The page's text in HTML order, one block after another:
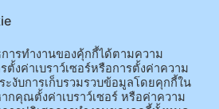
ารทำงานของคุ้กกี้ได้ตามความ
งค่าเบราว์เซอร์หรือการตั้งค่าความ
งับการเก็บรวมรวบข้อมูลโดยคุกกี้ใน
กคุณตั้งค่าเบราว์เซอร์ หรือค่าความ